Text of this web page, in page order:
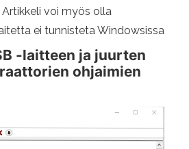
voi myös olla
ei tunnisteta Windowsissa
-laitteen ja juurten
ohjaimien